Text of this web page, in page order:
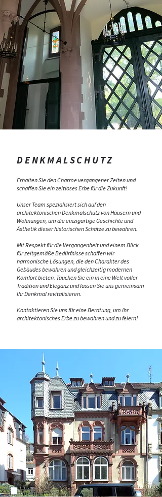
DENKMALSCHUTZ
Erhalten Sie den Charme vergangener Zeiten und
schaffen Sie ein zeitloses Erbe für die Zukunft!
Unser Team spezialisiert sich auf den
architektonischen Denkmalschutz von Häusern und
Wohnungen, um die einzigartige Geschichte und
Ästhetik dieser historischen Schätze zu bewahren.
Mit Respekt für die Vergangenheit und einem Blick
für zeitgemäße Bedürfnisse schaffen wir
harmonische Lösungen, die den Charakter des
Gebäudes bewahren und gleichzeitig modernen
Komfort bieten. Tauchen Sie ein in eine Welt voller
Tradition und Eleganz und lassen Sie uns gemeinsam
Ihr Denkmal revitalisieren.
KontaktierenSie uns für eine Beratung, um Ihr
architektonisches Erbe zu bewahren und zu feiern!